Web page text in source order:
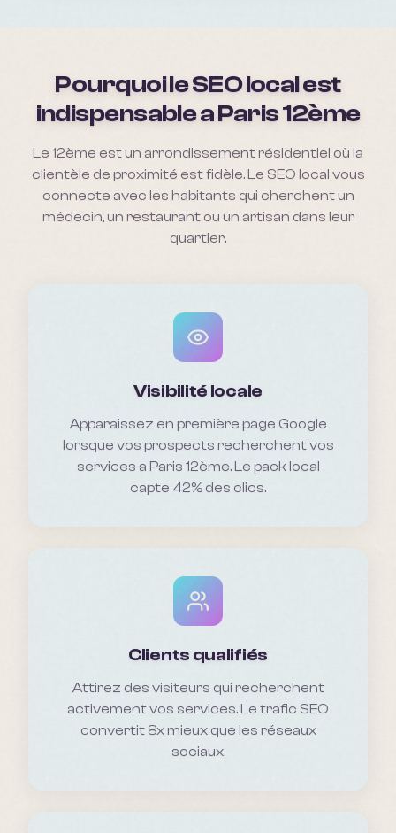
Pourquoi le SEO local est
indispensable aParis 12ème
Le 12ème est un arrondissement résidentiel où la
clientèle de proximité est fidèle. Le SEO local vous
connecte avec les habitants qui cherchent un
médecin, un restaurant ou un artisan dans leur
quartier.
Visibilité locale
Apparaissez en première page Google
lorsque vos prospects recherchent vos
services a Paris 12ème. Le pack local
capte 42% des clics.
Clients qualifiés
Attirez des visiteurs qui recherchent
activement vos services. Le trafic SEO
convertit 8x mieux que les réseaux
sociaux.